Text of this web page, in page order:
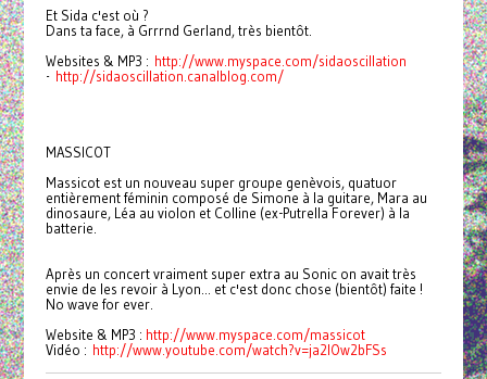
Et Sida c'est où ?
Dans ta face, à Grrrnd Gerland, très bientôt.
Websites & MP3 : http://www.myspace.com/sidaoscillation
- http://sidaoscillation.canalblog.com/
MASSICOT
Massicot est un nouveau super groupe genèvois, quatuor
entièrement féminin composé de Simone à la guitare, Mara au
dinosaure, Léa au violon et Colline (ex-Putrella Forever) à la
batterie.
Après un concert vraiment super extra au Sonic on avait très
envie de les revoir à Lyon... et c'est donc chose (bientôt) faite !
No wave for ever.
Website & MP3 : http://www.myspace.com/massicot
Vidéo : http://www.youtube.com/watch?v=ja2IOw2bFSs